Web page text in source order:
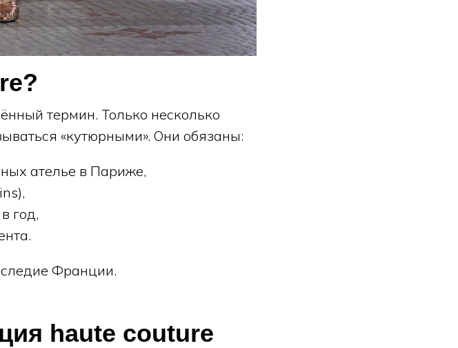
термин. Только несколько
«кутюрными». Они обязаны:
ателье в Париже,
год,
Франции.
haute couture